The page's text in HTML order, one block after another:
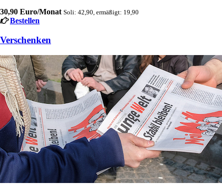
30,90 Euro/Monat Soli: 42,90, ermäßigt: 19,90
Bestellen
Verschenken